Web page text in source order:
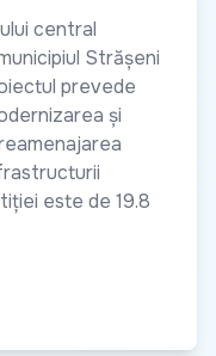
central
Strășeni
prevede
și
este de 19.8